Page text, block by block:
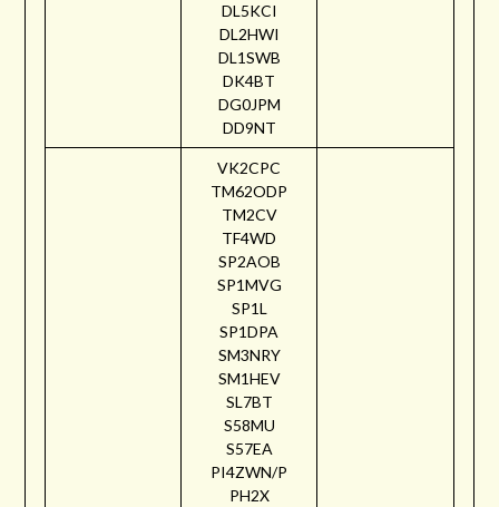
DL5KCI
DL2HWI
DL1SWB
DK4BT
DG0JPM
DD9NT
VK2CPC
TM62ODP
TM2CV
TF4WD
SP2AOB
SP1MVG
SP1L
SP1DPA
SM3NRY
SM1HEV
SL7BT
S58MU
S57EA
PI4ZWN/P
PH2X